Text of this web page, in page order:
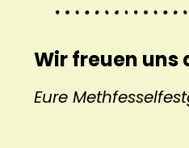
Wir freuen uns
Eure